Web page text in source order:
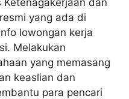
yang ada di
lowongan kerja
Melakukan
yang memasang
keaslian dan
para pencari